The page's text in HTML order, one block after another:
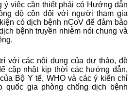
ý việc cần thiết phải có Hướng dẫn
độ cồn đối với người tham gia
có dịch bệnh nCoV để đảm bảo
bệnh truyền nhiễm nói chung và
với các nội dung của dự thảo, đề
cập nhật kịp thời các hướng dẫn,
Bộ Y tế, WHO và các ý kiến chỉ
quốc gia phòng chống dịch bệnh